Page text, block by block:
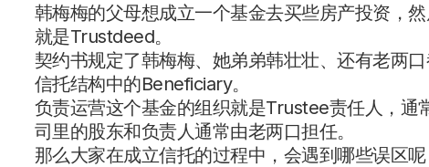
韩梅梅的父母想成立一个基金去买些房产投资，
就是Trustdeed。
契约书规定了韩梅梅、她弟弟韩壮壮、还有老两
信托结构中的Beneficiary。
负责运营这个基金的组织就是Trustee责任人，
司里的股东和负责人通常由老两口担任。
那么大家在成立信托的过程中，会遇到哪些误区呢